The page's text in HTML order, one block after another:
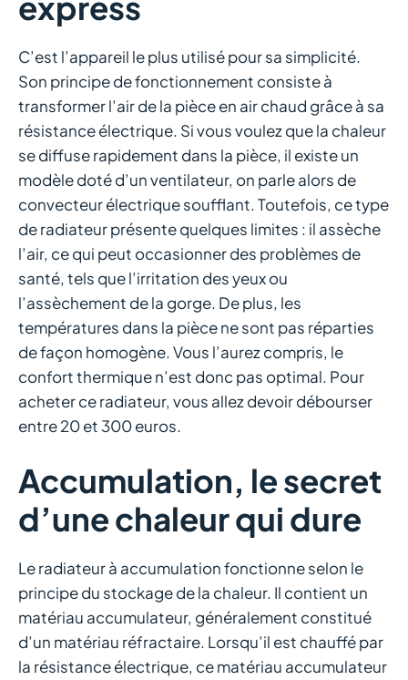
C’est l’appareil le plus utilisé pour sa simplicité.
Son principe de fonctionnement consiste à
transformer l’air de la pièce en air chaud grâce à sa
résistance électrique. Si vous voulez que la chaleur
se diffuse rapidement dans la pièce, il existe un
modèle doté d’un ventilateur, on parle alors de
convecteur électrique soufflant. Toutefois, ce type
de radiateur présente quelques limites : il assèche
l’air, ce qui peut occasionner des problèmes de
santé, tels que l’irritation des yeux ou
l’assèchement de la gorge. De plus, les
températures dans la pièce ne sont pas réparties
de façon homogène. Vous l’aurez compris, le
confort thermique n’est donc pas optimal. Pour
acheter ce radiateur, vous allez devoir débourser
entre 20 et 300 euros.
Accumulation, le secret
d’une chaleur qui dure
Le radiateur à accumulation fonctionne selon le
principe du stockage de la chaleur. Il contient un
matériau accumulateur, généralement constitué
d’un matériau réfractaire. Lorsqu’il est chauffé par
la résistance électrique, ce matériau accumulateur